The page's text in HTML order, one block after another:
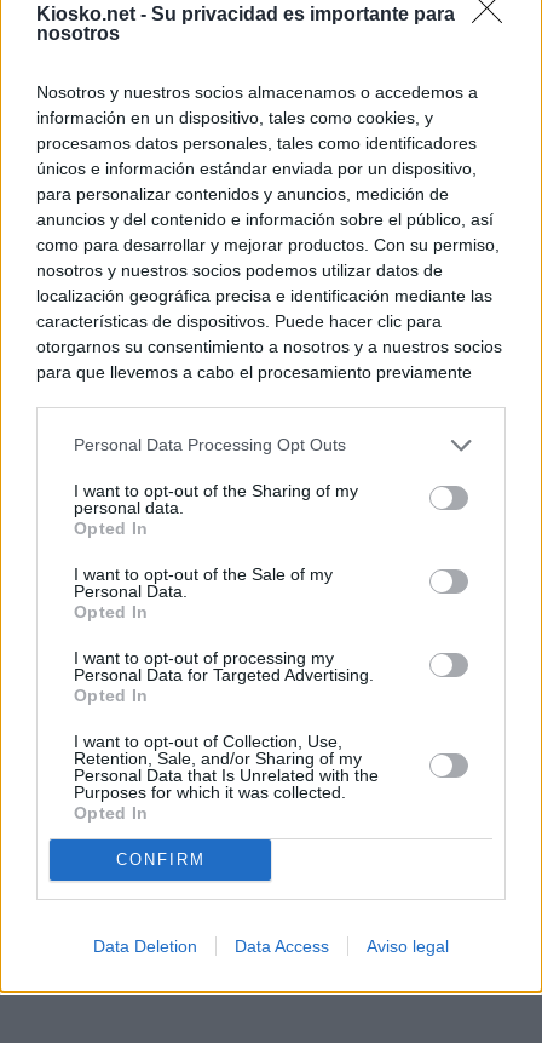
Kiosko.net - Su privacidad es importante para
nosotros
Nosotros y nuestros socios almacenamos o accedemos a
información en un dispositivo, tales como cookies, y
procesamos datos personales, tales como identificadores
únicos e información estándar enviada por un dispositivo,
para personalizar contenidos y anuncios, medición de
anuncios y del contenido e información sobre el público, así
como para desarrollar y mejorar productos. Con su permiso,
nosotros y nuestros socios podemos utilizar datos de
localización geográfica precisa e identificación mediante las
características de dispositivos. Puede hacer clic para
otorgarnos su consentimiento a nosotros y a nuestros socios
para que llevemos a cabo el procesamiento previamente
negar su consentimiento. Tenga en cuenta que algún
de su consentimiento, pero usted tiene el derecho de
rechazar tal procesamiento. Sus preferencias se aplicarán
cualquier momento entrando de nuevo en este sitio web o
visitando nuestra política de privacidad.
Personal Data Processing Opt Outs
I want to opt-out of the Sharing of my
personal data.
Opted In
I want to opt-out of the Sale of my
Personal Data.
Opted In
I want to opt-out of processing my
Personal Data for Targeted Advertising.
Opted In
I want to opt-out of Collection, Use,
Retention, Sale, and/or Sharing of my
Personal Data that Is Unrelated with the
Purposes for which it was collected.
Opted In
CONFIRM
Data Deletion Data Access Aviso legal